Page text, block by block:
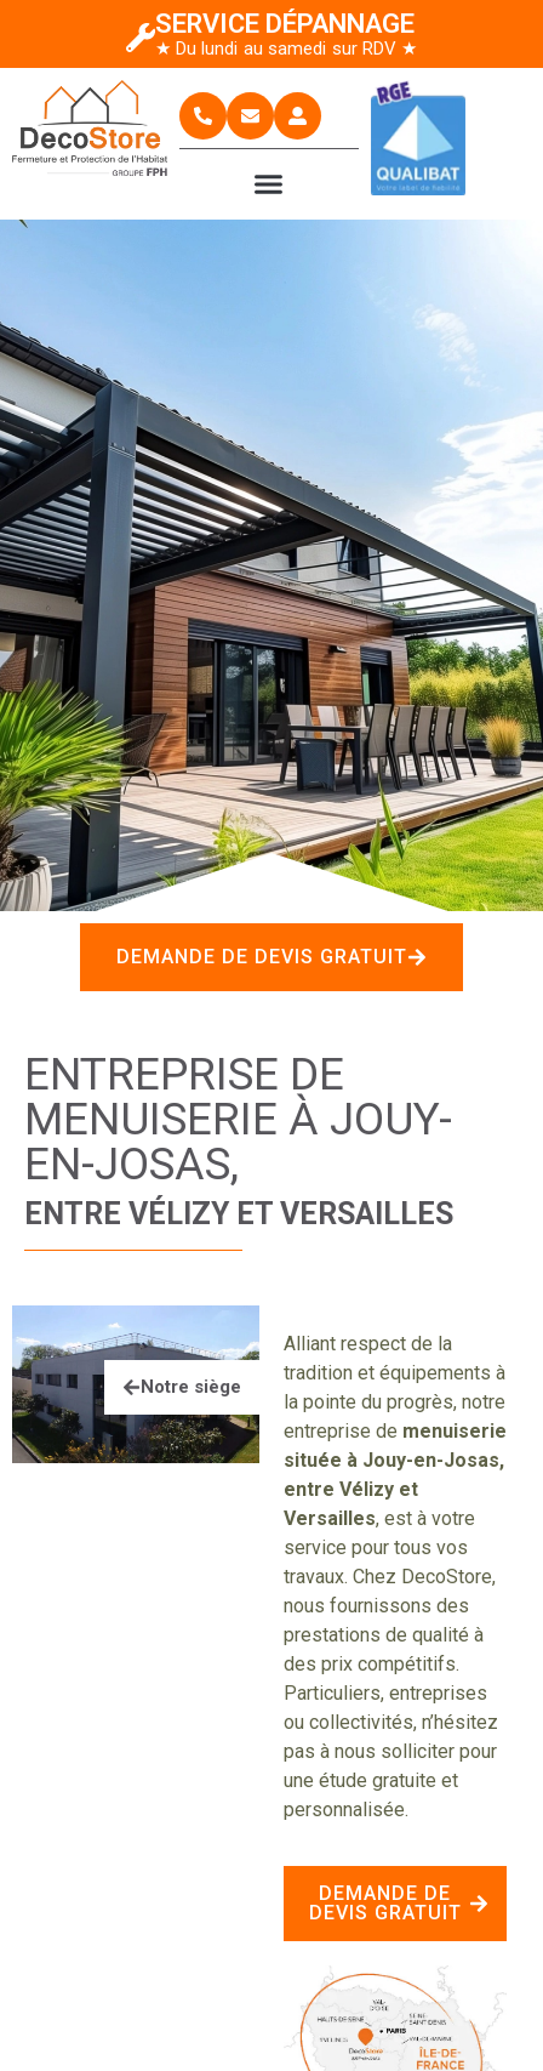
SERVICE DÉPANNAGE
★ Du lundi au samedi sur RDV ★
DEMANDE DE DEVIS GRATUIT
ENTREPRISE DE
MENUISERIE À JOUY-
EN-JOSAS,
ENTRE VÉLIZY ET VERSAILLES
Notre siège
Alliant respect de la
tradition et équipements à
la pointe du progrès, notre
entreprise de menuiserie
située à Jouy-en-Josas,
entre Vélizy et
Versailles, est à votre
service pour tous vos
travaux. Chez DecoStore,
nous fournissons des
prestations de qualité à
des prix compétitifs.
Particuliers, entreprises
ou collectivités, n’hésitez
pas à nous solliciter pour
une étude gratuite et
personnalisée.
DEMANDE DE
DEVIS GRATUIT